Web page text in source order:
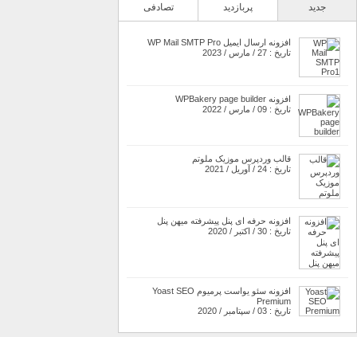
جدید پربازدید تصادفی
افزونه ارسال ایمیل WP Mail SMTP Pro
تاریخ : 27 / مارس / 2023
افزونه WPBakery page builder
تاریخ : 09 / مارس / 2022
قالب وردپرس موزیک ملوتم
تاریخ : 24 / آوریل / 2021
افزونه حرفه ای پنل پیشرفته میهن پنل
تاریخ : 30 / اکتبر / 2020
افزونه سئو یواست پرمیوم Yoast SEO
Premium
تاریخ : 03 / سپتامبر / 2020